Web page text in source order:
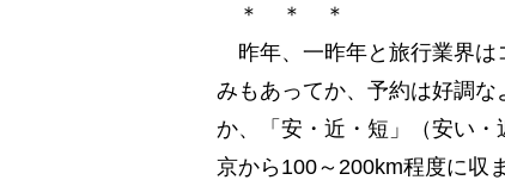
＊ ＊ ＊
昨年、一昨年と旅行業界は
みもあってか、予約は好調な
か、「安・近・短」（安い
京から100～200km程度に収